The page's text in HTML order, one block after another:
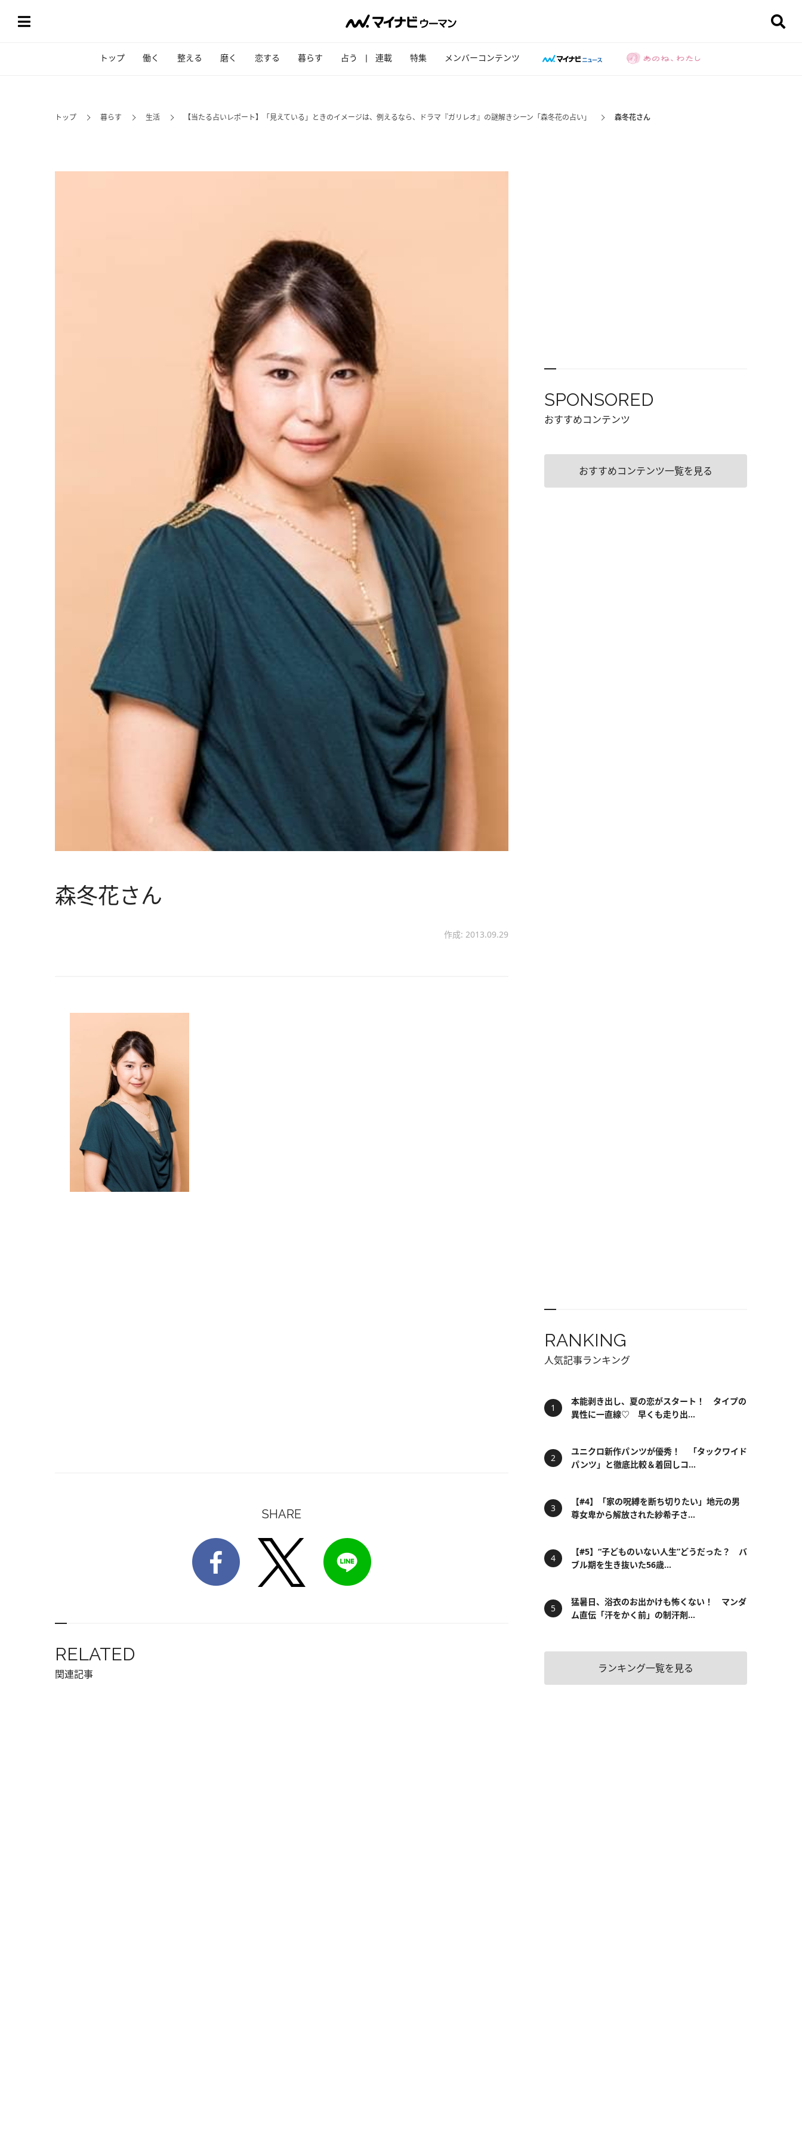
トップ 働く 整える 磨く 恋する 暮らす 占う 連載 特集 メンバーコンテンツ
トップ 暮らす 生活 【当たる占いレポート】「見えている」ときのイメージは、例えるなら、ドラマ『ガリレオ』の謎解きシーン「森冬花の占い」 森冬花さん
森冬花さん
作成: 2013.09.29
SHARE
RELATED
関連記事
SPONSORED
おすすめコンテンツ
おすすめコンテンツ一覧を見る
RANKING
人気記事ランキング
本能剥き出し、夏の恋がスタート！ タイプの
異性に一直線♡ 早くも走り出...
ユニクロ新作パンツが優秀！ 「タックワイド
パンツ」と徹底比較＆着回しコ...
【#4】「家の呪縛を断ち切りたい」地元の男
尊女卑から解放された紗希子さ...
【#5】“子どものいない人生”どうだった？ バ
ブル期を生き抜いた56歳...
猛暑日、浴衣のお出かけも怖くない！ マンダ
ム直伝「汗をかく前」の制汗剤...
ランキング一覧を見る